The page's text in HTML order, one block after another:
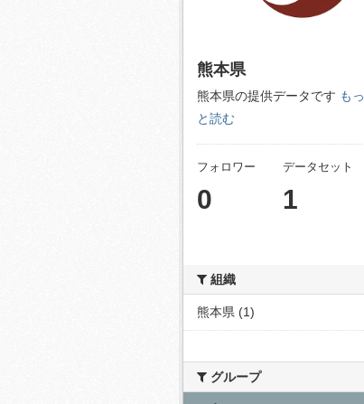
熊本県
熊本県の提供データです もっ
と読む
フォロワー
0
データセット
1
組織
熊本県 (1)
グループ